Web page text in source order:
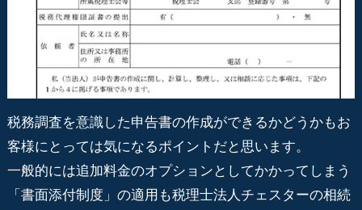
税務調査を意識した申告書の作成ができるかどうかもお
客様にとっては気になるポイントだと思います。
一般的には追加料金のオプションとしてかかってしまう
「書面添付制度」の適用も税理士法人チェスターの相続